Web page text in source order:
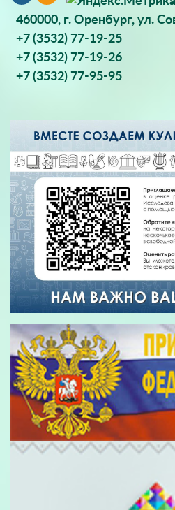
460000, г. Оренбург, ул.
+7 (3532) 77-19-25
+7 (3532) 77-19-26
+7 (3532) 77-95-95